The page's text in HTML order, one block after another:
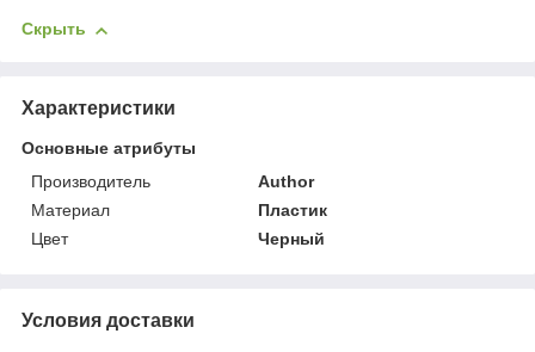
Скрыть
Характеристики
Основные атрибуты
Производитель
Author
Материал
Пластик
Цвет
Черный
Условия доставки